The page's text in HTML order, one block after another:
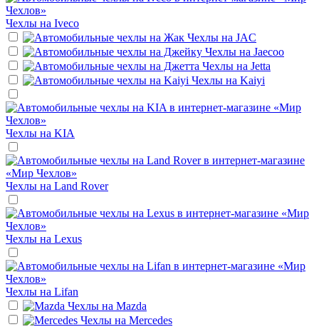
Чехлы на Iveco
Чехлы на JAC
Чехлы на Jaecoo
Чехлы на Jetta
Чехлы на Kaiyi
Чехлы на KIA
Чехлы на Land Rover
Чехлы на Lexus
Чехлы на Lifan
Чехлы на Mazda
Чехлы на Mercedes